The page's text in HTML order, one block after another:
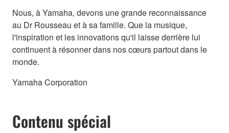
Nous, à Yamaha, devons une grande reconnaissance
au Dr Rousseau et à sa famille. Que la musique,
l'inspiration et les innovations qu'il laisse derrière lui
continuent à résonner dans nos cœurs partout dans le
monde.
Yamaha Corporation
Contenu spécial